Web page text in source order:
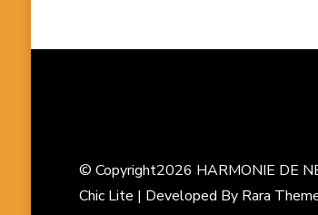
© Copyright2026 HARMONIE DE
Chic Lite | Developed By Rara